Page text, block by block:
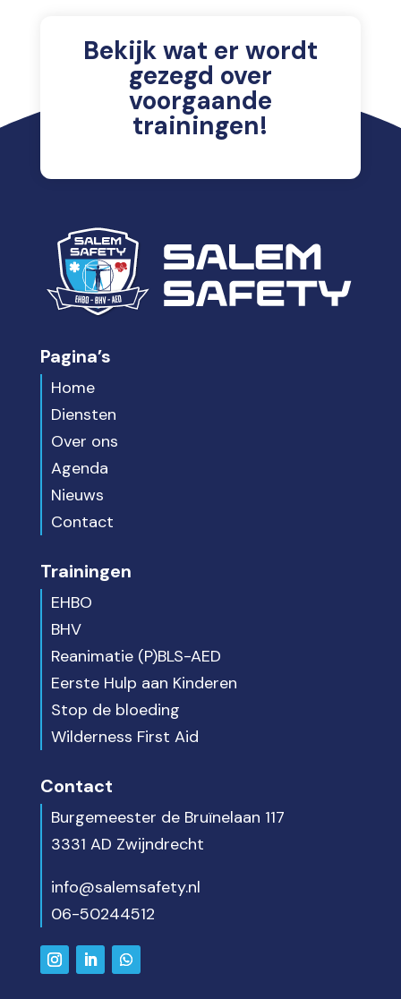
Bekijk wat er wordt
gezegd over
voorgaande
trainingen!
Pagina’s
Home
Diensten
Over ons
Agenda
Nieuws
Contact
Trainingen
EHBO
BHV
Reanimatie (P)BLS-AED
Eerste Hulp aan Kinderen
Stop de bloeding
Wilderness First Aid
Contact
Burgemeester de Bruïnelaan 117
3331 AD Zwijndrecht
info@salemsafety.nl
06-50244512